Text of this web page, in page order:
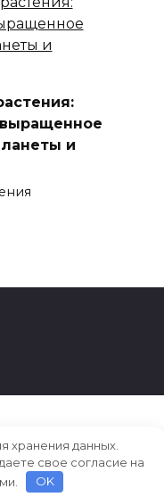
и
хранения данных.
свое согласие на
OK